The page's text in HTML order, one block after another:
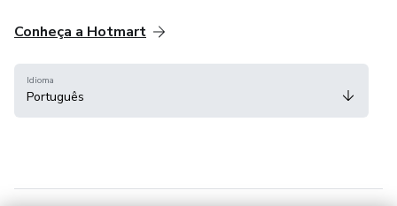
Conheça a Hotmart
Idioma
Português